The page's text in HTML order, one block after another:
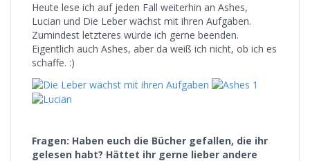
Heute lese ich auf jeden Fall weiterhin an Ashes,
Lucian und Die Leber wächst mit ihren Aufgaben.
Zumindest letzteres würde ich gerne beenden.
Eigentlich auch Ashes, aber da weiß ich nicht, ob ich es
schaffe. :)
Fragen: Haben euch die Bücher gefallen, die ihr
gelesen habt? Hättet ihr gerne lieber andere